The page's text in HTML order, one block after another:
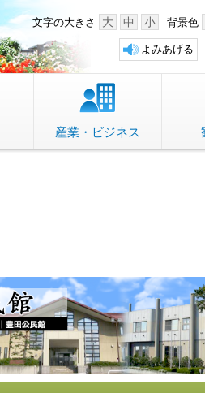
ふるさと 背景色
文字の大きさ 大 中 小
よみあげる
産業・ビジネス